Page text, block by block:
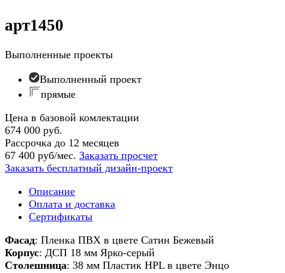
арт1450
Выполненные проекты
Выполненный проект
прямые
Цена в базовой комлектации
674 000 руб.
Рассрочка до 12 месяцев
67 400 руб/мес. Заказать просчет
Заказать бесплатный дизайн-проект
Описание
Оплата и доставка
Сертификаты
Фасад: Пленка ПВХ в цвете Сатин Бежевый
Корпус: ДСП 18 мм Ярко-серый
Столешница: 38 мм Пластик HPL в цвете Энцо